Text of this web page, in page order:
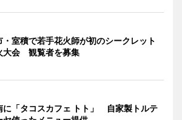
・室積で若手花火師が初のシークレット
大会 観覧者を募集
に「タコスカフェ トト」 自家製トルテ